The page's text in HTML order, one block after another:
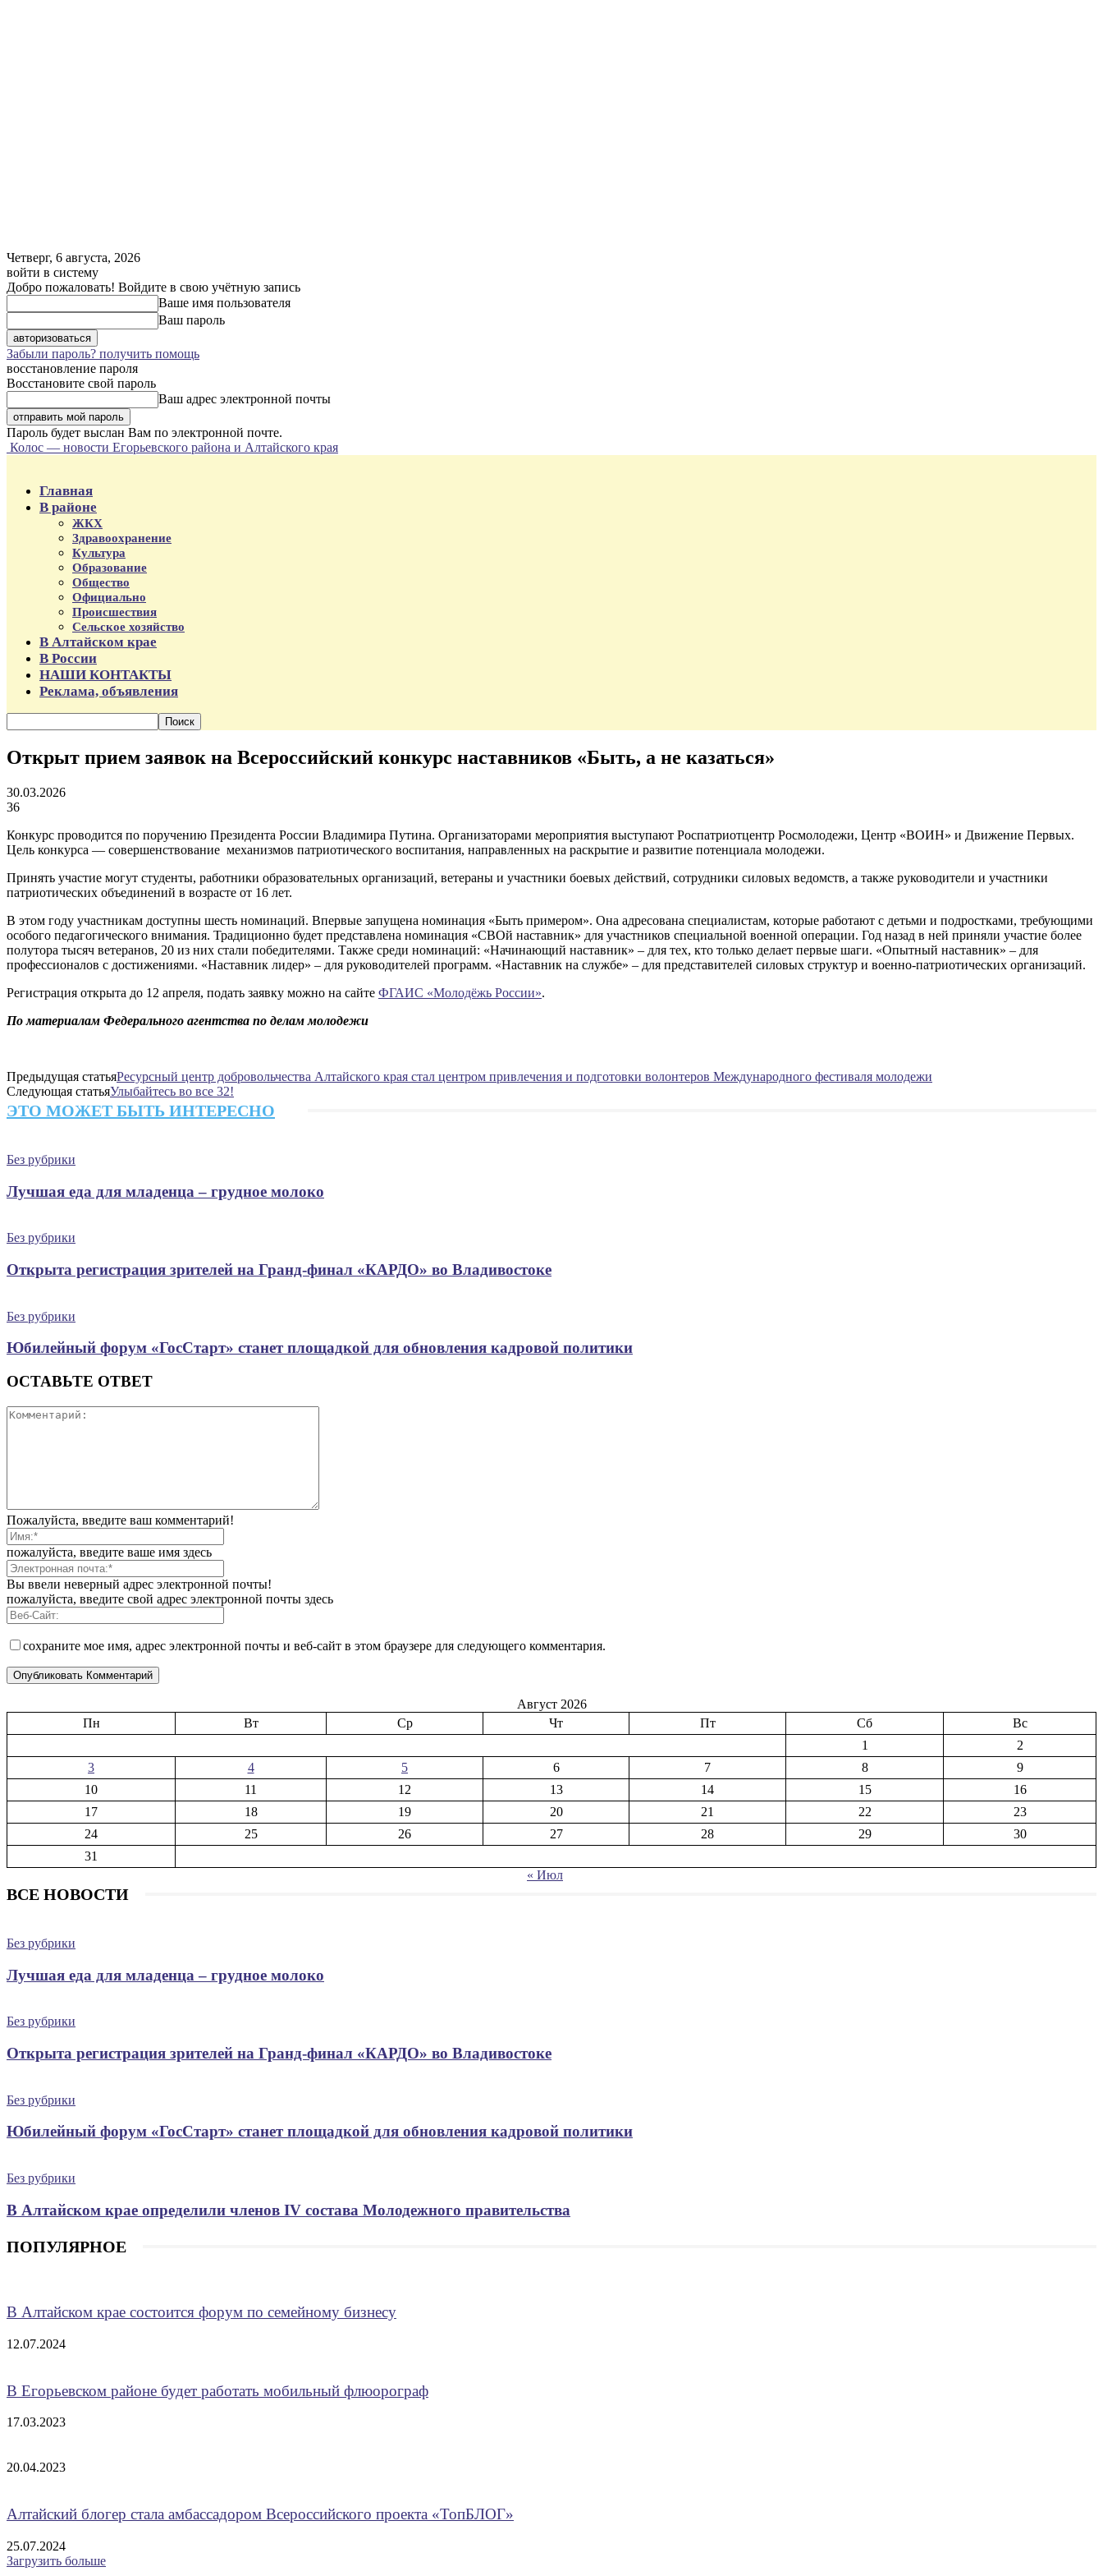
Четверг, 6 августа, 2026
войти в систему
Добро пожаловать! Войдите в свою учётную запись
Ваше имя пользователя
Ваш пароль
Забыли пароль? получить помощь
восстановление пароля
Восстановите свой пароль
Ваш адрес электронной почты
Пароль будет выслан Вам по электронной почте.
Колос — новости Егорьевского района и Алтайского края
Главная
В районе
ЖКХ
Здравоохранение
Культура
Образование
Общество
Официально
Происшествия
Сельское хозяйство
В Алтайском крае
В России
НАШИ КОНТАКТЫ
Реклама, объявления
Открыт прием заявок на Всероссийский конкурс наставников «Быть, а не казаться»
30.03.2026
36
Конкурс проводится по поручению Президента России Владимира Путина. Организаторами мероприятия выступают Роспатриотцентр Росмолодежи, Центр «ВОИН» и Движение Первых.
Цель конкурса — совершенствование механизмов патриотического воспитания, направленных на раскрытие и развитие потенциала молодежи.
Принять участие могут студенты, работники образовательных организаций, ветераны и участники боевых действий, сотрудники силовых ведомств, а также руководители и участники
патриотических объединений в возрасте от 16 лет.
В этом году участникам доступны шесть номинаций. Впервые запущена номинация «Быть примером». Она адресована специалистам, которые работают с детьми и подростками, требующими
особого педагогического внимания. Традиционно будет представлена номинация «СВОй наставник» для участников специальной военной операции. Год назад в ней приняли участие более
полутора тысяч ветеранов, 20 из них стали победителями. Также среди номинаций: «Начинающий наставник» – для тех, кто только делает первые шаги. «Опытный наставник» – для
профессионалов с достижениями. «Наставник лидер» – для руководителей программ. «Наставник на службе» – для представителей силовых структур и военно-патриотических организаций.
Регистрация открыта до 12 апреля, подать заявку можно на сайте ФГАИС «Молодёжь России».
По материалам Федерального агентства по делам молодежи
Предыдущая статьяРесурсный центр добровольчества Алтайского края стал центром привлечения и подготовки волонтеров Международного фестиваля молодежи
Следующая статьяУлыбайтесь во все 32!
ЭТО МОЖЕТ БЫТЬ ИНТЕРЕСНО
Без рубрики
Лучшая еда для младенца – грудное молоко
Без рубрики
Открыта регистрация зрителей на Гранд-финал «КАРДО» во Владивостоке
Без рубрики
Юбилейный форум «ГосСтарт» станет площадкой для обновления кадровой политики
ОСТАВЬТЕ ОТВЕТ
Пожалуйста, введите ваш комментарий!
пожалуйста, введите ваше имя здесь
Вы ввели неверный адрес электронной почты!
пожалуйста, введите свой адрес электронной почты здесь
сохраните мое имя, адрес электронной почты и веб-сайт в этом браузере для следующего комментария.
Август 2026
Пн
Вт Ср Чт Пт Сб
Вс
1
2
3
4 5 6 7 8
9
10
11 12 13 14 15
16
17
18 19 20 21 22
23
24
25 26 27 28 29
30
31
« Июл
ВСЕ НОВОСТИ
Без рубрики
Лучшая еда для младенца – грудное молоко
Без рубрики
Открыта регистрация зрителей на Гранд-финал «КАРДО» во Владивостоке
Без рубрики
Юбилейный форум «ГосСтарт» станет площадкой для обновления кадровой политики
Без рубрики
В Алтайском крае определили членов IV состава Молодежного правительства
ПОПУЛЯРНОЕ
В Алтайском крае состоится форум по семейному бизнесу
12.07.2024
В Егорьевском районе будет работать мобильный флюорограф
17.03.2023
20.04.2023
Алтайский блогер стала амбассадором Всероссийского проекта «ТопБЛОГ»
25.07.2024
Загрузить больше